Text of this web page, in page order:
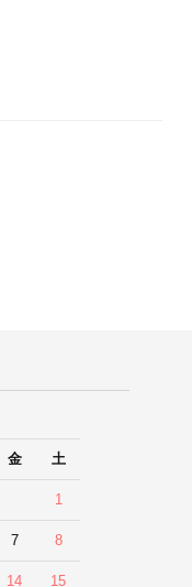
金 土
1
7 8
14 15